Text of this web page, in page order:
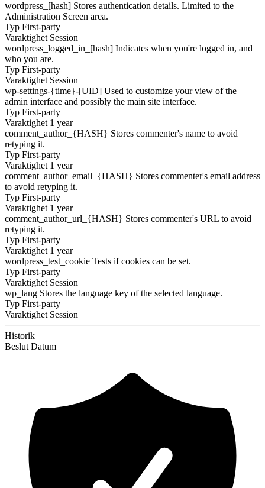
wordpress_[hash] Stores authentication details. Limited to the
Administration Screen area.
Typ First-party
Varaktighet Session
wordpress_logged_in_[hash] Indicates when you're logged in, and
who you are.
Typ First-party
Varaktighet Session
wp-settings-{time}-[UID] Used to customize your view of the
admin interface and possibly the main site interface.
Typ First-party
Varaktighet 1 year
comment_author_{HASH} Stores commenter's name to avoid
retyping it.
Typ First-party
Varaktighet 1 year
comment_author_email_{HASH} Stores commenter's email address
to avoid retyping it.
Typ First-party
Varaktighet 1 year
comment_author_url_{HASH} Stores commenter's URL to avoid
retyping it.
Typ First-party
Varaktighet 1 year
wordpress_test_cookie Tests if cookies can be set.
Typ First-party
Varaktighet Session
wp_lang Stores the language key of the selected language.
Typ First-party
Varaktighet Session
Historik
Beslut Datum